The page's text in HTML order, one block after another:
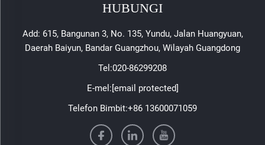
HUBUNGI
Add: 615, Bangunan 3, No. 135, Yundu, Jalan Huangyuan,
Daerah Baiyun, Bandar Guangzhou, Wilayah Guangdong
Tel:020-86299208
E-mel: [email protected]
Telefon Bimbit:+86 13600071059